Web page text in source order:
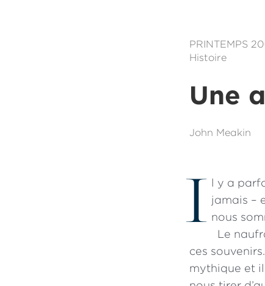
PRINTEMPS
Histoire
Une
John Meakin
I l y a
jamais –
nous
Le
ces
mythique et